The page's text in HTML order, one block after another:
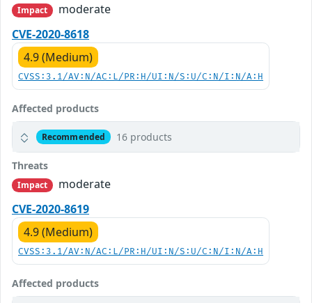
Impact
moderate
CVE-2020-8618
4.9 (Medium)
CVSS:3.1/AV:N/AC:L/PR:H/UI:N/S:U/C:N/I:N/A:H
Affected products
Recommended 16 products
Threats
Impact
moderate
CVE-2020-8619
4.9 (Medium)
CVSS:3.1/AV:N/AC:L/PR:H/UI:N/S:U/C:N/I:N/A:H
Affected products